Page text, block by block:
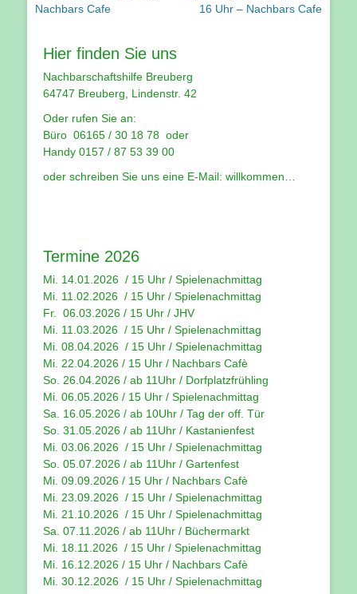
Beitrag:
Nachbars Cafe
Beitrag:16 Uhr – Nachbars Cafe
Hier finden Sie uns
Nachbarschaftshilfe Breuberg
64747 Breuberg, Lindenstr. 42
Oder rufen Sie an:
Büro 06165 / 30 18 78 oder
Handy 0157 / 87 53 39 00
oder schreiben Sie uns eine E-Mail: willkommen…
Termine 2026
Mi. 14.01.2026 / 15 Uhr / Spielenachmittag
Mi. 11.02.2026 / 15 Uhr / Spielenachmittag
Fr. 06.03.2026 / 15 Uhr / JHV
Mi. 11.03.2026 / 15 Uhr / Spielenachmittag
Mi. 08.04.2026 / 15 Uhr / Spielenachmittag
Mi. 22.04.2026 / 15 Uhr / Nachbars Cafè
So. 26.04.2026 / ab 11Uhr / Dorfplatzfrühling
Mi. 06.05.2026 / 15 Uhr / Spielenachmittag
Sa. 16.05.2026 / ab 10Uhr / Tag der off. Tür
So. 31.05.2026 / ab 11Uhr / Kastanienfest
Mi. 03.06.2026 / 15 Uhr / Spielenachmittag
So. 05.07.2026 / ab 11Uhr / Gartenfest
Mi. 09.09.2026 / 15 Uhr / Nachbars Cafè
Mi. 23.09.2026 / 15 Uhr / Spielenachmittag
Mi. 21.10.2026 / 15 Uhr / Spielenachmittag
Sa. 07.11.2026 / ab 11Uhr / Büchermarkt
Mi. 18.11.2026 / 15 Uhr / Spielenachmittag
Mi. 16.12.2026 / 15 Uhr / Nachbars Cafè
Mi. 30.12.2026 / 15 Uhr / Spielenachmittag